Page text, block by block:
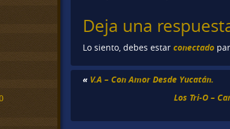
Deja una
Lo siento, debes estarconectado
« V.A – Con Amor Desde Yucatán.
Los Tri-O –